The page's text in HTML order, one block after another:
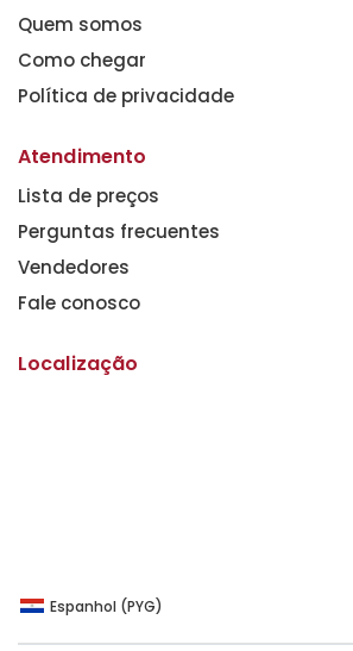
Quem somos
Como chegar
Política de privacidade
Atendimento
Lista de preços
Perguntas frecuentes
Vendedores
Fale conosco
Localização
Espanhol (PYG)